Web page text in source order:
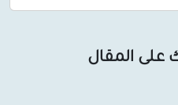
المقال